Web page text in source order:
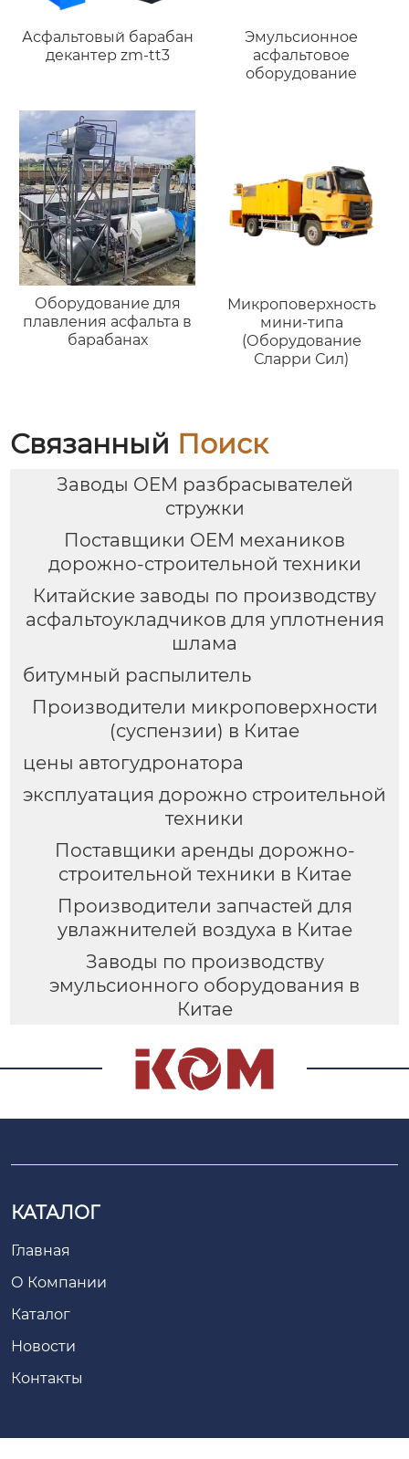
Асфальтовый барабан
декантер zm-tt3
Эмульсионное
асфальтовое
оборудование
Оборудование для
плавления асфальта в
барабанах
Микроповерхность
мини-типа
(Оборудование
Сларри Сил)
Связанный Поиск
Заводы OEM разбрасывателей
стружки
Поставщики OEM механиков
дорожно-строительной техники
Китайские заводы по производству
асфальтоукладчиков для уплотнения
шлама
битумный распылитель
Производители микроповерхности
(суспензии) в Китае
цены автогудронатора
эксплуатация дорожно строительной
техники
Поставщики аренды дорожно-
строительной техники в Китае
Производители запчастей для
увлажнителей воздуха в Китае
Заводы по производству
эмульсионного оборудования в
Китае
КАТАЛОГ
Главная
О Компании
Каталог
Новости
Контакты